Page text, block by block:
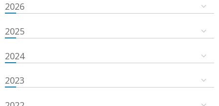
2026
2025
2024
2023